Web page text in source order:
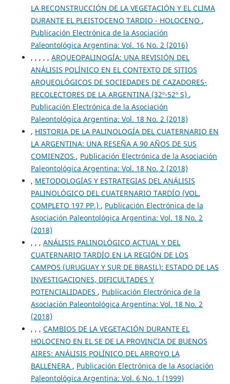
LA RECONSTRUCCIÓN DE LA VEGETACIÓN Y EL CLIMA
DURANTE EL PLEISTOCENO TARDIO - HOLOCENO ,
Publicación Electrónica de la Asociación
Paleontológica Argentina: Vol. 16 No. 2 (2016)
, , , , , ARQUEOPALINOGÍA: UNA REVISIÓN DEL
ANÁLISIS POLÍNICO EN EL CONTEXTO DE SITIOS
ARQUEOLÓGICOS DE SOCIEDADES DE CAZADORES-
RECOLECTORES DE LA ARGENTINA (32º-52º S) ,
Publicación Electrónica de la Asociación
Paleontológica Argentina: Vol. 18 No. 2 (2018)
, HISTORIA DE LA PALINOLOGÍA DEL CUATERNARIO EN
LA ARGENTINA: UNA RESEÑA A 90 AÑOS DE SUS
COMIENZOS , Publicación Electrónica de la Asociación
Paleontológica Argentina: Vol. 18 No. 2 (2018)
, METODOLOGÍAS Y ESTRATEGIAS DEL ANÁLISIS
PALINOLÓGICO DEL CUATERNARIO TARDÍO (VOL.
COMPLETO 197 PP.) , Publicación Electrónica de la
Asociación Paleontológica Argentina: Vol. 18 No. 2
(2018)
, , , ANÁLISIS PALINOLÓGICO ACTUAL Y DEL
CUATERNARIO TARDÍO EN LA REGIÓN DE LOS
CAMPOS (URUGUAY Y SUR DE BRASIL): ESTADO DE LAS
INVESTIGACIONES, DIFICULTADES Y
POTENCIALIDADES , Publicación Electrónica de la
Asociación Paleontológica Argentina: Vol. 18 No. 2
(2018)
, , , CAMBIOS DE LA VEGETACIÓN DURANTE EL
HOLOCENO EN EL SE DE LA PROVINCIA DE BUENOS
AIRES: ANÁLISIS POLÍNICO DEL ARROYO LA
BALLENERA , Publicación Electrónica de la Asociación
Paleontológica Argentina: Vol. 6 No. 1 (1999)